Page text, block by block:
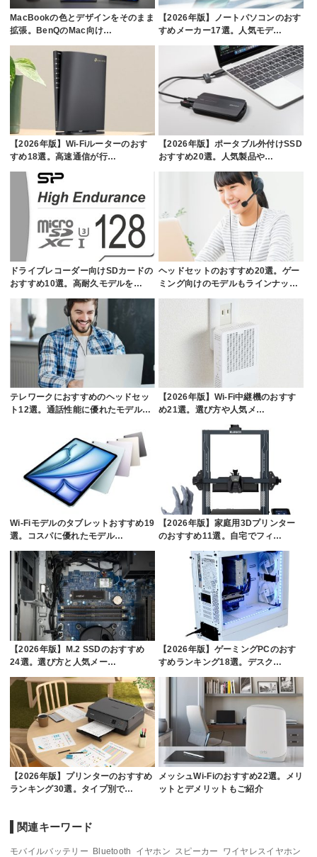
MacBookの色とデザインをそのまま
拡張。BenQのMac向け…
【2026年版】ノートパソコンのおす
すめメーカー17選。人気モデ…
【2026年版】Wi-Fiルーターのおす
すめ18選。高速通信が行…
【2026年版】ポータブル外付けSSD
おすすめ20選。人気製品や…
ドライブレコーダー向けSDカードの
おすすめ10選。高耐久モデルを…
ヘッドセットのおすすめ20選。ゲー
ミング向けのモデルもラインナッ…
テレワークにおすすめのヘッドセッ
ト12選。通話性能に優れたモデル…
【2026年版】Wi-Fi中継機のおすす
め21選。選び方や人気メ…
Wi-Fiモデルのタブレットおすすめ19
選。コスパに優れたモデル…
【2026年版】家庭用3Dプリンター
のおすすめ11選。自宅でフィ…
【2026年版】M.2 SSDのおすすめ
24選。選び方と人気メー…
【2026年版】ゲーミングPCのおす
すめランキング18選。デスク…
【2026年版】プリンターのおすすめ
ランキング30選。タイプ別で…
メッシュWi-Fiのおすすめ22選。メリ
ットとデメリットもご紹介
関連キーワード
モバイルバッテリー Bluetooth イヤホン スピーカー
ワイヤレスイヤホン